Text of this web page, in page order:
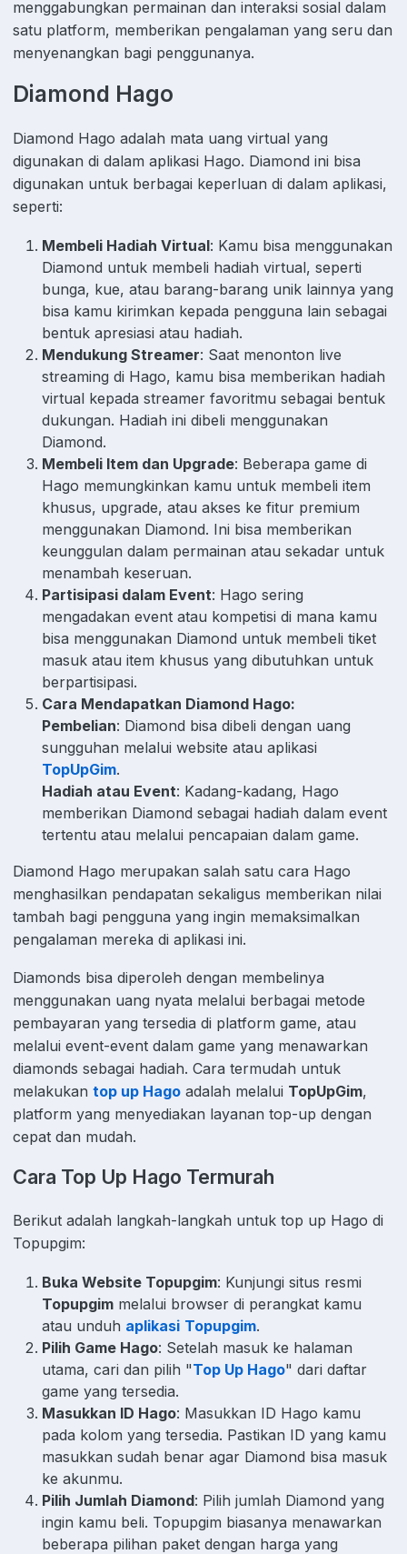
menggabungkan permainan dan interaksi sosial dalam
satu platform, memberikan pengalaman yang seru dan
menyenangkan bagi penggunanya.
Diamond Hago
Diamond Hago adalah mata uang virtual yang
digunakan di dalam aplikasi Hago. Diamond ini bisa
digunakan untuk berbagai keperluan di dalam aplikasi,
seperti:
Membeli Hadiah Virtual: Kamu bisa menggunakan
Diamond untuk membeli hadiah virtual, seperti
bunga, kue, atau barang-barang unik lainnya yang
bisa kamu kirimkan kepada pengguna lain sebagai
bentuk apresiasi atau hadiah.
Mendukung Streamer: Saat menonton live
streaming di Hago, kamu bisa memberikan hadiah
virtual kepada streamer favoritmu sebagai bentuk
dukungan. Hadiah ini dibeli menggunakan
Diamond.
Membeli Item dan Upgrade: Beberapa game di
Hago memungkinkan kamu untuk membeli item
khusus, upgrade, atau akses ke fitur premium
menggunakan Diamond. Ini bisa memberikan
keunggulan dalam permainan atau sekadar untuk
menambah keseruan.
Partisipasi dalam Event: Hago sering
mengadakan event atau kompetisi di mana kamu
bisa menggunakan Diamond untuk membeli tiket
masuk atau item khusus yang dibutuhkan untuk
berpartisipasi.
Cara Mendapatkan Diamond Hago:
Pembelian: Diamond bisa dibeli dengan uang
sungguhan melalui website atau aplikasi
TopUpGim.
Hadiah atau Event: Kadang-kadang, Hago
memberikan Diamond sebagai hadiah dalam event
tertentu atau melalui pencapaian dalam game.
Diamond Hago merupakan salah satu cara Hago
menghasilkan pendapatan sekaligus memberikan nilai
tambah bagi pengguna yang ingin memaksimalkan
pengalaman mereka di aplikasi ini.
Diamonds bisa diperoleh dengan membelinya
menggunakan uang nyata melalui berbagai metode
pembayaran yang tersedia di platform game, atau
melalui event-event dalam game yang menawarkan
diamonds sebagai hadiah. Cara termudah untuk
melakukan top up Hago adalah melalui TopUpGim,
platform yang menyediakan layanan top-up dengan
cepat dan mudah.
Cara Top Up Hago Termurah
Berikut adalah langkah-langkah untuk top up Hago di
Topupgim:
Buka Website Topupgim: Kunjungi situs resmi
Topupgim melalui browser di perangkat kamu
atau unduh aplikasi Topupgim.
Pilih Game Hago: Setelah masuk ke halaman
utama, cari dan pilih "Top Up Hago" dari daftar
game yang tersedia.
Masukkan ID Hago: Masukkan ID Hago kamu
pada kolom yang tersedia. Pastikan ID yang kamu
masukkan sudah benar agar Diamond bisa masuk
ke akunmu.
Pilih Jumlah Diamond: Pilih jumlah Diamond yang
ingin kamu beli. Topupgim biasanya menawarkan
beberapa pilihan paket dengan harga yang